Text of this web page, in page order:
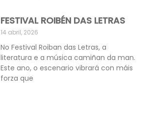
FESTIVAL ROIBÉN DAS LETRAS
14 abril, 2026
No Festival Roiban das Letras, a
literatura e a música camiñan da man.
Este ano, o escenario vibrará con máis
forza que